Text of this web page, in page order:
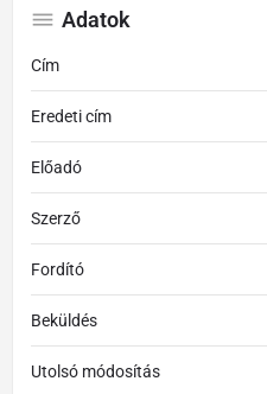
Adatok
Cím
Eredeti cím
Előadó
Szerző
Fordító
Beküldés
Utolsó módosítás